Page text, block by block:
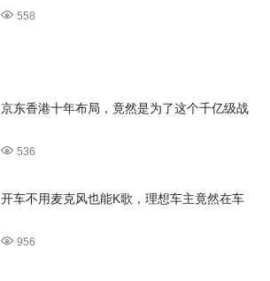
558
京东香港十年布局，竟然是为了这个千亿级战
536
开车不用麦克风也能K歌，理想车主竟然在车
956